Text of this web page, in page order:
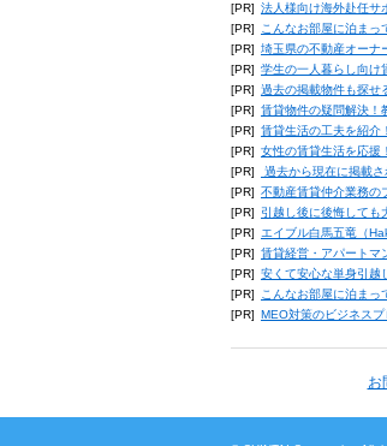
[PR] 法人様向け海外赴任サ
[PR]
こんなお部屋に泊まっ
[PR] 埼玉県の不動産オーナ
[PR] 学生の一人暮らし向け
[PR] 過去の掲載物件も探せ
[PR] 賃貸物件の疑問解決！
[PR] 賃貸生活の工夫を紹介
[PR] 女性の賃貸生活を応援
[PR]
過去から現在に掲載
[PR] 不動産賃貸仲介業務の
[PR]
引越し後に後悔しても
[PR] エイブル白馬五竜（
[PR] 賃貸経営・アパートマ
[PR] 安くて安心な単身引越
[PR]
こんなお部屋に泊まっ
[PR] MEO対策のビジネス
お